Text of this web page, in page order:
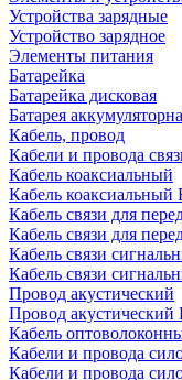
Устройства зарядные
Устройство зарядное
Элементы питания
Батарейка
Батарейка дисковая
Батарея
Кабель, провод
Кабели и провода
Кабель коаксиальный
Кабель коаксиальный
Кабель связи для
Кабель связи для
Кабель связи
Кабель связи
Провод акустический
Провод акустический
Кабель
Кабели и провода
Кабели и провода